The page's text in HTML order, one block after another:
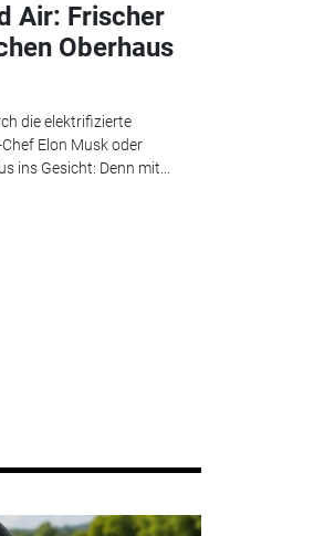
Air: Frischer
Oberhaus
die elektrifizierte
Elon Musk oder
ins Gesicht: Denn mit...